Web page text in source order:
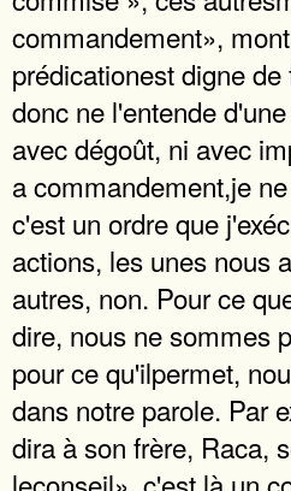
commandement»,
prédicationest digne
donc ne l'entende
avec dégoût, ni avec
a commandement,je
c'est un ordre que
actions, les unes nous
autres, non. Pour ce
dire, nous ne sommes
pour ce qu'ilpermet,
dans notre parole. Par
dira à son frère, Raca,